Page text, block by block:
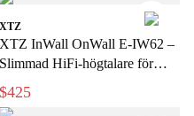
XTZ
XTZ InWall OnWall E-IW62 –
Slimmad HiFi-högtalare för
vägg och inbyggnad
$425